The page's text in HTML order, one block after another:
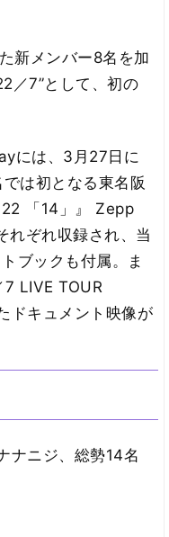
新メンバー8名を加
／7”として、初の
には、3月27日に
は初となる東名阪
「14」』 Zepp
れぞれ収録され、当
ブックも付属。ま
7 LIVE TOUR
ドキュメント映像が
ナニジ、総勢14名